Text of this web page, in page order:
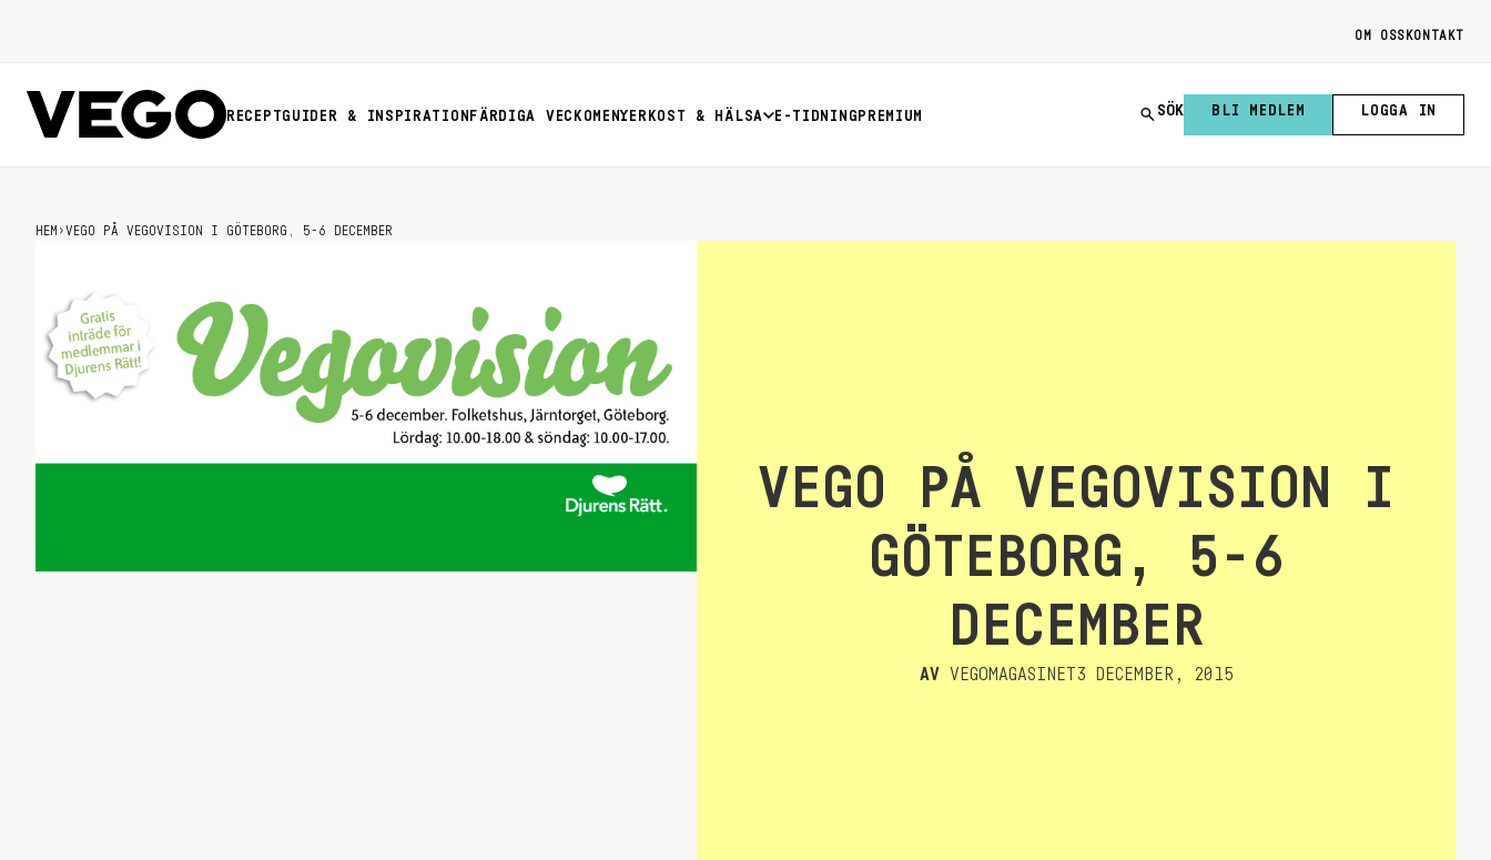
OM OSS KONTAKT
RECEPTGUIDER & INSPIRATION FÄRDIGA VECKOMENYER KOST & HÄLSA E-TIDNING PREMIUM SÖK BLI MEDLEM LOGGA IN
HEM ›VEGO PÅ VEGOVISION I GÖTEBORG, 5-6 DECEMBER
VEGO PÅ VEGOVISION I
GÖTEBORG, 5-6
DECEMBER
AV VEGOMAGASINET 3 DECEMBER, 2015